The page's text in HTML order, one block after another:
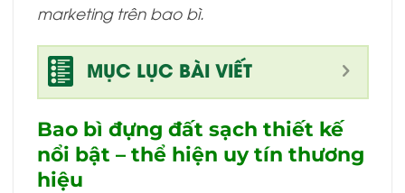
marketing trên bao bì.
MỤC LỤC BÀI VIẾT
Bao bì đựng đất sạch thiết kế
nổi bật – thể hiện uy tín thương
hiệu